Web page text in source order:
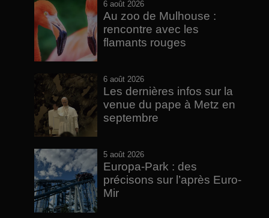
6 août 2026
Au zoo de Mulhouse :
rencontre avec les
flamants rouges
6 août 2026
Les dernières infos sur la
venue du pape à Metz en
septembre
5 août 2026
Europa-Park : des
précisons sur l’après Euro-
Mir